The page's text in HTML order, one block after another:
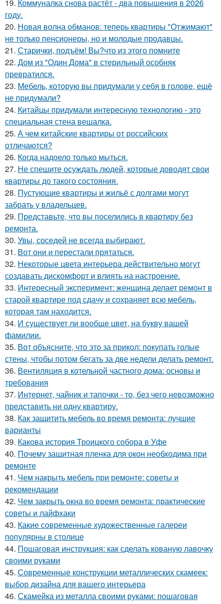
19. Коммуналка снова растёт - два повышения в 2026
году.
20. Новая волна обманов: теперь квартиры "Отжимают"
не только пенсионеры, но и молодые продавцы.
21. Старички, подъём! Вы?что из этого помните
22. Дом из "Один Дома" в стерильный особняк
превратился.
23. Мебель, которую вы придумали у себя в голове, ещё
не придумали?
24. Китайцы придумали интересную технологию - это
специальная стена вешалка.
25. А чем китайские квартиры от российских
отличаются?
26. Когда надоело только мыться.
27. Не спешите осуждать людей, которые доводят свои
квартиры до такого состояния.
28. Пустующие квартиры и жильё с долгами могут
забрать у владельцев.
29. Представьте, что вы поселились в квартиру без
ремонта.
30. Увы, соседей не всегда выбирают.
31. Вот они и перестали прятаться.
32. Некоторые цвета интерьера действительно могут
создавать дискомфорт и влиять на настроение.
33. Интересный эксперимент: женщина делает ремонт в
старой квартире под сдачу и сохраняет всю мебель,
которая там находится.
34. И существует ли вообще цвет, на букву вашей
фамилии.
35. Вот объясните, что это за прикол: покупать голые
стены, чтобы потом бегать за две недели делать ремонт.
36. Вентиляция в котельной частного дома: основы и
требования
37. Интернет, чайник и тапочки - то, без чего невозможно
представить ни одну квартиру.
38. Как защитить мебель во время ремонта: лучшие
варианты
39. Какова история Троицкого собора в Уфе
40. Почему защитная пленка для окон необходима при
ремонте
41. Чем накрыть мебель при ремонте: советы и
рекомендации
42. Чем закрыть окна во время ремонта: практические
советы и лайфхаки
43. Какие современные художественные галереи
популярны в столице
44. Пошаговая инструкция: как сделать кованую лавочку
своими руками
45. Современные конструкции металлических скамеек:
выбор дизайна для вашего интерьера
46. Скамейка из металла своими руками: пошаговая